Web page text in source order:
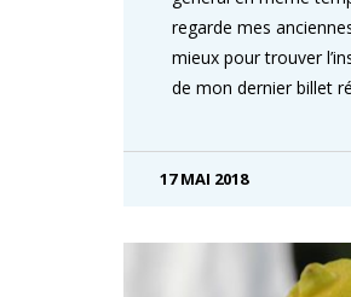
regarde mes
mieux pour trouver
de mon dernier billet
17 MAI 2018